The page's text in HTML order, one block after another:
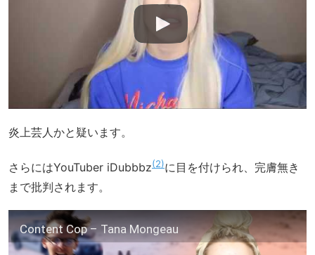
炎上芸人かと疑います。
さらにはYouTuber iDubbbz 2 に目を付けられ、完膚無き
まで批判されます。
Content Cop – Tana Mongeau